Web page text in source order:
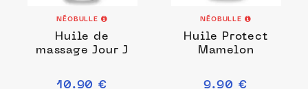
NÉOBULLE
Huile de
massage Jour J
10.90 €
NÉOBULLE
Huile Protect
Mamelon
9.90 €